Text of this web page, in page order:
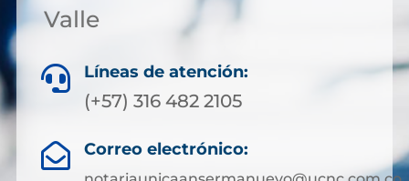
Valle
 Líneas de atención:
(+57) 316 482 2105
 Correo electrónico: